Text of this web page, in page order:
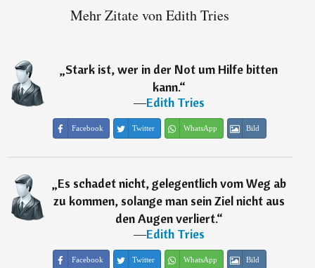
Mehr Zitate von Edith Tries
„Stark ist, wer in der Not um Hilfe bitten
kann.“
―Edith Tries
Facebook Twitter WhatsApp Bild
„Es schadet nicht, gelegentlich vom Weg ab
zu kommen, solange man sein Ziel nicht aus
den Augen verliert.“
―Edith Tries
Facebook Twitter WhatsApp Bild